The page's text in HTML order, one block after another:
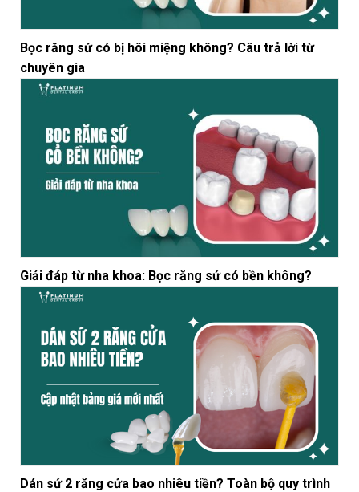
Bọc răng sứ có bị hôi miệng không? Câu trả lời từ
chuyên gia
Giải đáp từ nha khoa: Bọc răng sứ có bền không?
Dán sứ 2 răng cửa bao nhiêu tiền? Toàn bộ quy trình